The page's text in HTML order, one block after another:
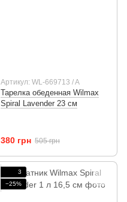
Артикул: WL-669713 / A
Тарелка обеденная Wilmax
Spiral Lavender 23 см
380 грн 505 грн
3
−25%